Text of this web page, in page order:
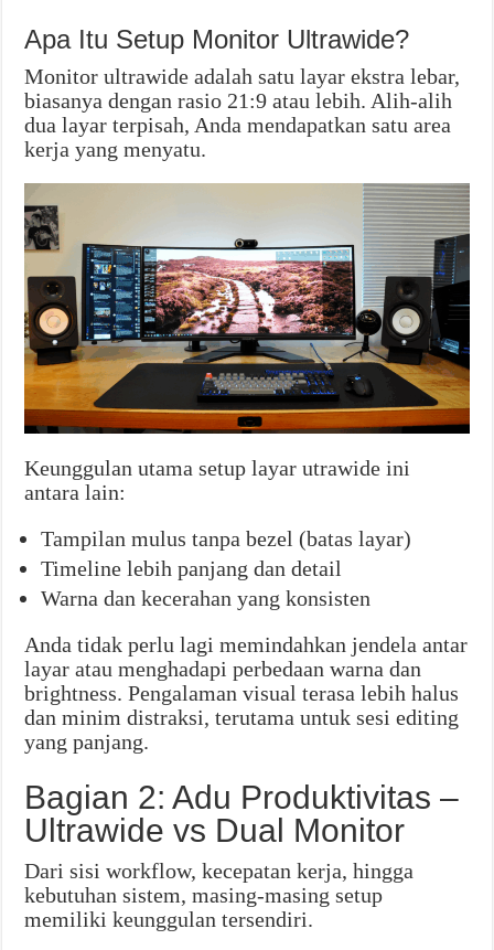
Apa Itu Setup Monitor Ultrawide?
Monitor ultrawide adalah satu layar ekstra lebar,
biasanya dengan rasio 21:9 atau lebih. Alih-alih
dua layar terpisah, Anda mendapatkan satu area
kerja yang menyatu.
Keunggulan utama setup layar utrawide ini
antara lain:
Tampilan mulus tanpa bezel (batas layar)
Timeline lebih panjang dan detail
Warna dan kecerahan yang konsisten
Anda tidak perlu lagi memindahkan jendela antar
layar atau menghadapi perbedaan warna dan
brightness. Pengalaman visual terasa lebih halus
dan minim distraksi, terutama untuk sesi editing
yang panjang.
Bagian 2: Adu Produktivitas –
Ultrawide vs Dual Monitor
Dari sisi workflow, kecepatan kerja, hingga
kebutuhan sistem, masing-masing setup
memiliki keunggulan tersendiri.